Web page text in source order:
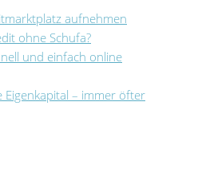
aufnehmen
ohne Schufa?
und einfach online
– immer öfter